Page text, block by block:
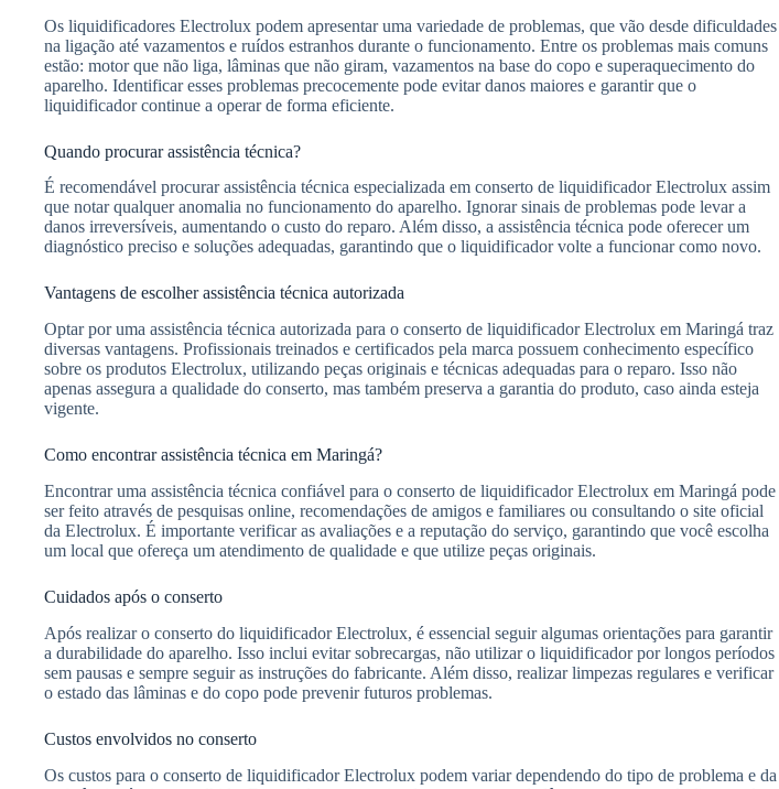
Os liquidificadores Electrolux podem apresentar uma variedade de problemas, que vão desde dificuldades
na ligação até vazamentos e ruídos estranhos durante o funcionamento. Entre os problemas mais comuns
estão: motor que não liga, lâminas que não giram, vazamentos na base do copo e superaquecimento do
aparelho. Identificar esses problemas precocemente pode evitar danos maiores e garantir que o
liquidificador continue a operar de forma eficiente.
Quando procurar assistência técnica?
É recomendável procurar assistência técnica especializada em conserto de liquidificador Electrolux assim
que notar qualquer anomalia no funcionamento do aparelho. Ignorar sinais de problemas pode levar a
danos irreversíveis, aumentando o custo do reparo. Além disso, a assistência técnica pode oferecer um
diagnóstico preciso e soluções adequadas, garantindo que o liquidificador volte a funcionar como novo.
Vantagens de escolher assistência técnica autorizada
Optar por uma assistência técnica autorizada para o conserto de liquidificador Electrolux em Maringá traz
diversas vantagens. Profissionais treinados e certificados pela marca possuem conhecimento específico
sobre os produtos Electrolux, utilizando peças originais e técnicas adequadas para o reparo. Isso não
apenas assegura a qualidade do conserto, mas também preserva a garantia do produto, caso ainda esteja
vigente.
Como encontrar assistência técnica em Maringá?
Encontrar uma assistência técnica confiável para o conserto de liquidificador Electrolux em Maringá pode
ser feito através de pesquisas online, recomendações de amigos e familiares ou consultando o site oficial
da Electrolux. É importante verificar as avaliações e a reputação do serviço, garantindo que você escolha
um local que ofereça um atendimento de qualidade e que utilize peças originais.
Cuidados após o conserto
Após realizar o conserto do liquidificador Electrolux, é essencial seguir algumas orientações para garantir
a durabilidade do aparelho. Isso inclui evitar sobrecargas, não utilizar o liquidificador por longos períodos
sem pausas e sempre seguir as instruções do fabricante. Além disso, realizar limpezas regulares e verificar
o estado das lâminas e do copo pode prevenir futuros problemas.
Custos envolvidos no conserto
Os custos para o conserto de liquidificador Electrolux podem variar dependendo do tipo de problema e da